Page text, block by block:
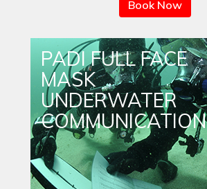
Book Now
PADI FULL FACE
MASK
UNDERWATER
COMMUNICATION